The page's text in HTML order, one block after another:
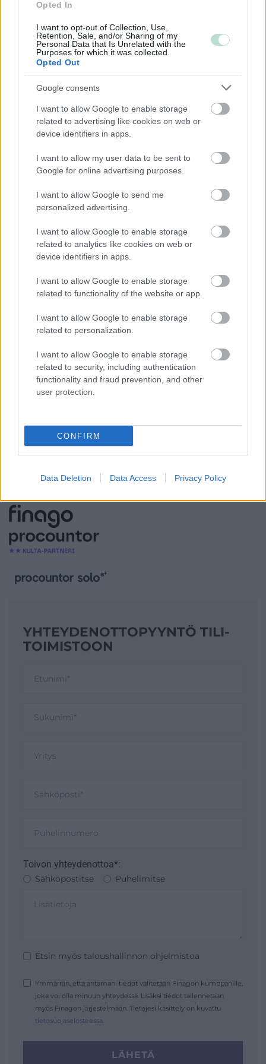
Opted In
I want to opt-out of Collection, Use,
Retention, Sale, and/or Sharing of my
Personal Data that Is Unrelated with the
Purposes for which it was collected.
Opted Out
Google consents
I want to allow Google to enable storage
related to advertising like cookies on web or
device identifiers in apps.
I want to allow my user data to be sent to
Google for online advertising purposes.
I want to allow Google to send me
personalized advertising.
I want to allow Google to enable storage
related to analytics like cookies on web or
device identifiers in apps.
I want to allow Google to enable storage
related to functionality of the website or app.
I want to allow Google to enable storage
related to personalization.
I want to allow Google to enable storage
related to security, including authentication
functionality and fraud prevention, and other
user protection.
CONFIRM
Data Deletion Data Access Privacy Policy
Rahoitus- ja vakuutustoiminta
Teollisuus
Terveys- ja sosiaalipalvelut
Palvelutarjonta
ALV-laskelmat, ilmoitukset verottajalle ja
Lakisääteinen kirjanpito
verosuunnittelu)
Maksatuspalvelut
Myyntilaskuihin liittyvät palvelut
Ostolaskuihin liittyvät palvelut
Sisäinen laskenta
tulkitseminen, budjetointi ja ennusteet)
Talouspäällikköpalvelut
Ulkoinen laskenta
Yrityksen elinkaarenhallinta (esim. yrityksen
perustamispalvelut)
YHTEYSTIEDOT
KATSO YHTEYSTIEDOT
YHTEYDENOTTO­PYYNTÖ TILI­
TOIMISTOON
Toivon yhteydenottoa*:
Sähköpostitse Puhelimitse
Etsin myös taloushallinnon ohjelmistoa
Ymmärrän, että antamani tiedot välitetään Finagon kumppanille,
joka voi olla minuun yhteydessä. Lisäksi tiedot tallennetaan
myös Finagon järjestelmään. Tietojesi käsittely on kuvattu
tietosuojaselosteessa .
LÄHETÄ